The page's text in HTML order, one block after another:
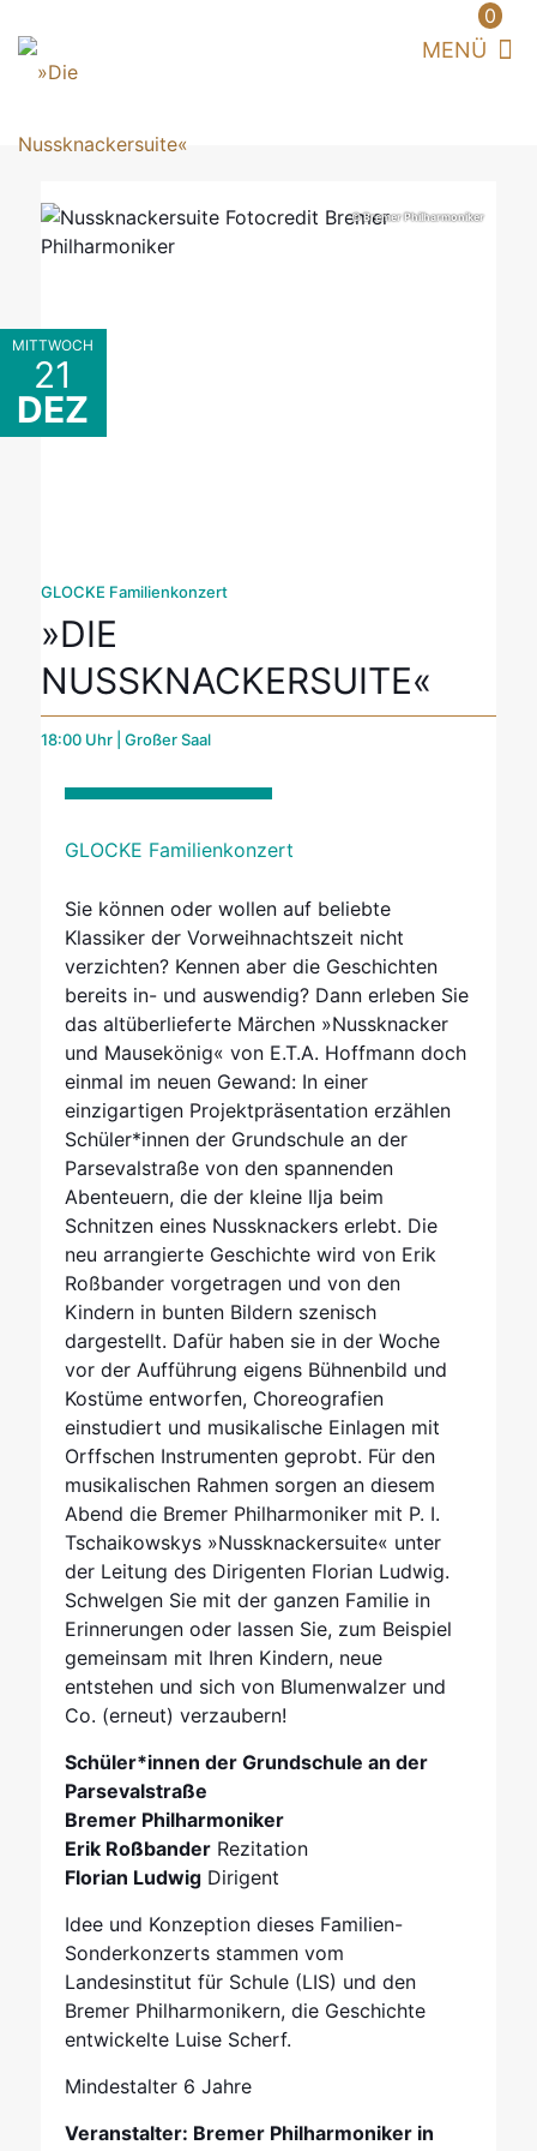
0
MITTWOCH
21
DEZ
© Bremer Philharmoniker
GLOCKE Familienkonzert
»DIE
NUSSKNACKERSUITE«
18:00 Uhr | Großer Saal
GLOCKE Familienkonzert
Sie können oder wollen auf beliebte
Klassiker der Vorweihnachtszeit nicht
verzichten? Kennen aber die Geschichten
bereits in- und auswendig? Dann erleben Sie
das altüberlieferte Märchen »Nussknacker
und Mausekönig« von E.T.A. Hoffmann doch
einmal im neuen Gewand: In einer
einzigartigen Projektpräsentation erzählen
Schüler*innen der Grundschule an der
Parsevalstraße von den spannenden
Abenteuern, die der kleine Ilja beim
Schnitzen eines Nussknackers erlebt. Die
neu arrangierte Geschichte wird von Erik
Roßbander vorgetragen und von den
Kindern in bunten Bildern szenisch
dargestellt. Dafür haben sie in der Woche
vor der Aufführung eigens Bühnenbild und
Kostüme entworfen, Choreografien
einstudiert und musikalische Einlagen mit
Orffschen Instrumenten geprobt. Für den
musikalischen Rahmen sorgen an diesem
Abend die Bremer Philharmoniker mit P. I.
Tschaikowskys »Nussknackersuite« unter
der Leitung des Dirigenten Florian Ludwig.
Schwelgen Sie mit der ganzen Familie in
Erinnerungen oder lassen Sie, zum Beispiel
gemeinsam mit Ihren Kindern, neue
entstehen und sich von Blumenwalzer und
Co. (erneut) verzaubern!
Schüler*innen der Grundschule an der
Parsevalstraße
Bremer Philharmoniker
Erik RoßbanderRezitation
Florian LudwigDirigent
Idee und Konzeption dieses Familien-
Sonderkonzerts stammen vom
Landesinstitut für Schule (LIS) und den
Bremer Philharmonikern, die Geschichte
entwickelte Luise Scherf.
Mindestalter 6 Jahre
Veranstalter: Bremer Philharmoniker in